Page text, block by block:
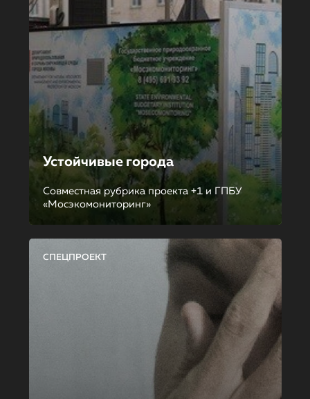
Устойчивые города
Совместная рубрика проекта +1 и ГПБУ
«Мосэкомониторинг»
СПЕЦПРОЕКТ